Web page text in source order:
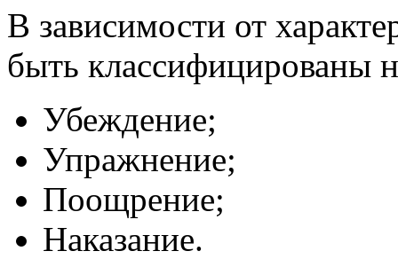
В зависимости от
быть классифицированы
Убеждение;
Упражнение;
Поощрение;
Наказание.